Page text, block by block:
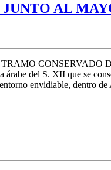
AL
CONSERVADO
del S. XII que se
envidiable, dentro